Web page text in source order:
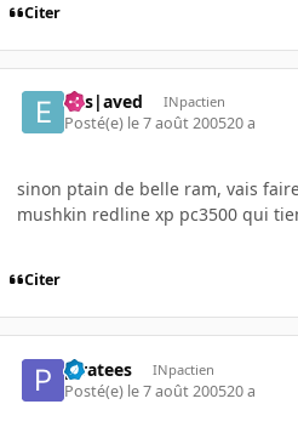
Citer
Ens|aved INpactien
Posté(e) le 7 août 200520 a
sinon ptain de belle ram, vais
mushkin redline xp pc3500 qui
Citer
piratees INpactien
Posté(e) le 7 août 200520 a